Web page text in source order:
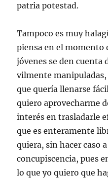
patria potestad.
Tampoco es muy
piensa en el momento
jóvenes se den cuenta
vilmente
que quería llenarse
quiero aprovecharme
interés en trasladarle
que es enteramente
quiera, sin hacer caso
concupiscencia, pues
lo que yo quiero que